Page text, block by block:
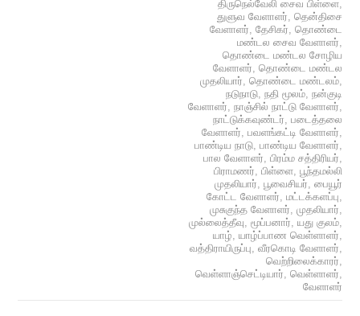
திருநெல்வேலி சைவ பிள்ளை,
துளுவ வேளாளர், தென்திசை
வேளாளர், தேசிகர், தொண்டை
மண்டல சைவ வேளாளர்,
தொண்டை மண்டல சோழிய
வேளாளர், தொண்டை மண்டல
முதலியார், தொண்டை மண்டலம்,
நடுநாடு, நதி மூலம், நன்குடி
வேளாளர், நாஞ்சில் நாட்டு வேளாளர்,
நாட்டுக்கவுண்டர், படைத்தலை
வேளாளர், பவளங்கட்டி வேளாளர்,
பாண்டிய நாடு, பாண்டிய வேளாளர்,
பால வேளாளர், பிரம்ம சத்திரியர்,
பிராமணர், பிள்ளை, பூந்தமல்லி
முதலியார், பூவைசியர், பையூர்
கோட்ட வேளாளர், மட்டக்களப்பு,
முசுகுந்த வேளாளர், முதலியார்,
முல்லைத்தீவு, மூப்பனார், யது குலம்,
யாழ், யாழ்ப்பாண வெள்ளாளர்,
வத்திராயிருப்பு, வீரகொடி வேளாளர்,
வெற்றிலைக்காரர்,
வெள்ளாஞ்செட்டியார், வெள்ளாளர்,
வேளாளர்